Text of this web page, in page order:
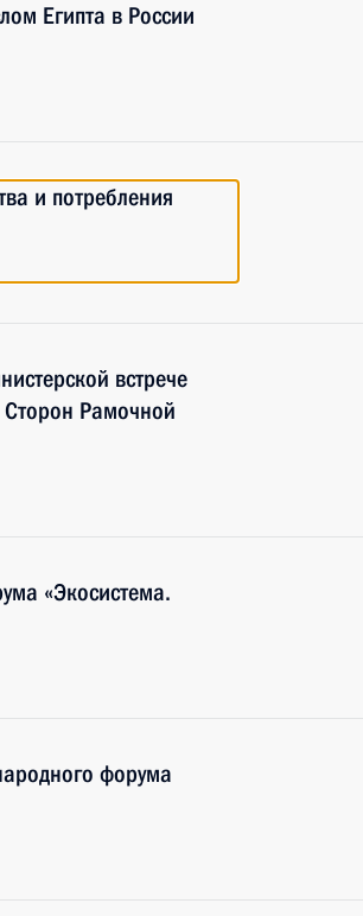
Египта в России
и потребления
встрече
Сторон Рамочной
«Экосистема.
форума